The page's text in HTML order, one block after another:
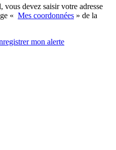
devez saisir votre adresse
« Mes coordonnées » de la
mon alerte